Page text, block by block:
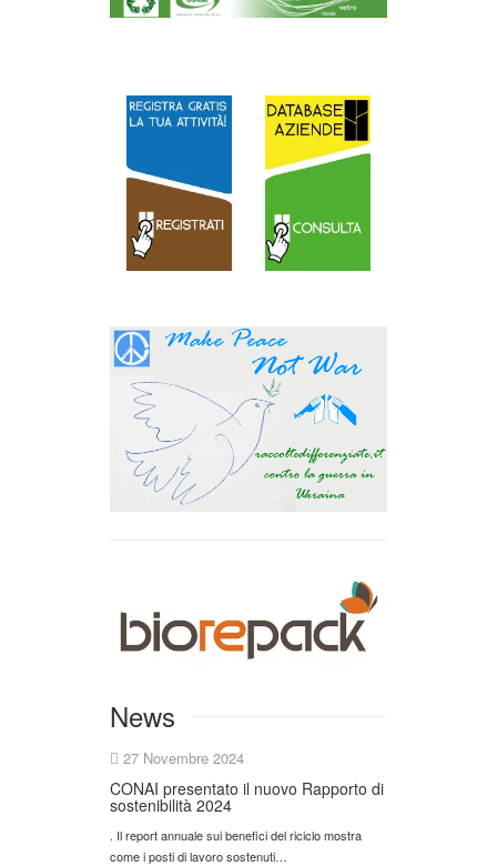
News
27 Novembre 2024
CONAI presentato il nuovo Rapporto di
sostenibilità 2024
. Il report annuale sui benefici del riciclo mostra
come i posti di lavoro sostenuti…